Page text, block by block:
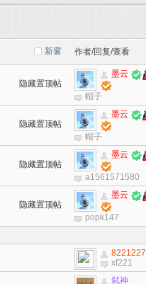
新窗 作者/回复/查看
隐藏置顶帖
墨云
帽子
隐藏置顶帖
墨云
帽子
隐藏置顶帖
墨云
a1561571580
隐藏置顶帖
墨云
popk147
8221227
xf221
弑神